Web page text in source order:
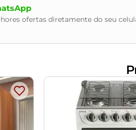
ofertas diretamente do seu